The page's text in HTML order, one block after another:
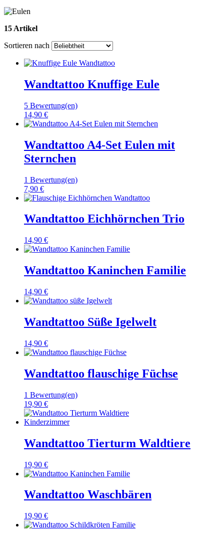
15 Artikel
Sortieren nach
Wandtattoo Knuffige Eule
5 Bewertung(en)
14,90 €
Wandtattoo A4-Set Eulen mit
Sternchen
1 Bewertung(en)
7,90 €
Wandtattoo Eichhörnchen Trio
14,90 €
Wandtattoo Kaninchen Familie
14,90 €
Wandtattoo Süße Igelwelt
14,90 €
Wandtattoo flauschige Füchse
1 Bewertung(en)
19,90 €
Wandtattoo Tierturm Waldtiere
19,90 €
Wandtattoo Waschbären
19,90 €